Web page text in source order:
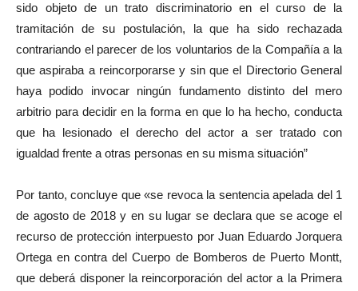
sido objeto de un trato discriminatorio en el curso de la
tramitación de su postulación, la que ha sido rechazada
contrariando el parecer de los voluntarios de la Compañía a la
que aspiraba a reincorporarse y sin que el Directorio General
haya podido invocar ningún fundamento distinto del mero
arbitrio para decidir en la forma en que lo ha hecho, conducta
que ha lesionado el derecho del actor a ser tratado con
igualdad frente a otras personas en su misma situación”
Por tanto, concluye que «se revoca la sentencia apelada del 1
de agosto de 2018 y en su lugar se declara que se acoge el
recurso de protección interpuesto por Juan Eduardo Jorquera
Ortega en contra del Cuerpo de Bomberos de Puerto Montt,
que deberá disponer la reincorporación del actor a la Primera